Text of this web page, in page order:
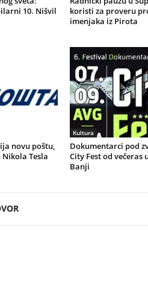
10. Nišvil
koristi za proveru
imenjaka iz Pirota
novu poštu,
Tesla
Kultura
Dokumentarci pod
City Fest od večeras
Banji